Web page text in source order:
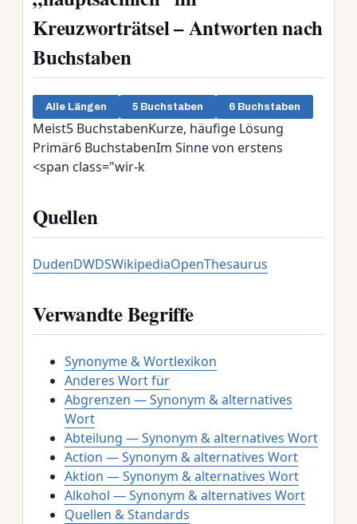
Kreuzworträtsel – Antworten nach
Buchstaben
Alle Längen 5 Buchstaben 6 Buchstaben
Meist5 BuchstabenKurze, häufige Lösung
Primär6 BuchstabenIm Sinne von erstens
<span class="wir-k
Quellen
DudenDWDSWikipediaOpenThesaurus
Verwandte Begriffe
Synonyme & Wortlexikon
Anderes Wort für
Abgrenzen — Synonym & alternatives
Wort
Abteilung — Synonym & alternatives Wort
Action — Synonym & alternatives Wort
Aktion — Synonym & alternatives Wort
Alkohol — Synonym & alternatives Wort
Quellen & Standards